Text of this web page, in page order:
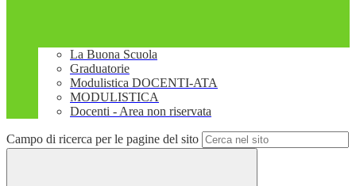
La Buona Scuola
Graduatorie
Modulistica DOCENTI-ATA
MODULISTICA
Docenti - Area non riservata
Campo di ricerca per le pagine del sito